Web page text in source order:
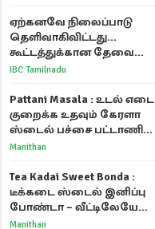
ஏற்கனவே நிலைப்பாடு
தெளிவாகிவிட்டது...
கூட்டத்துக்கான தேவை
என்ன? - கனிமொழி
IBC Tamilnadu
Pattani Masala : உடல் எடை
குறைக்க உதவும் கேரளா
ஸ்டைல் பச்சை பட்டாணி
கிரேவி
Manithan
Tea Kadai Sweet Bonda :
டீக்கடை ஸ்டைல் இனிப்பு
போண்டா – வீட்டிலேயே
செய்வது எப்படி?
Manithan